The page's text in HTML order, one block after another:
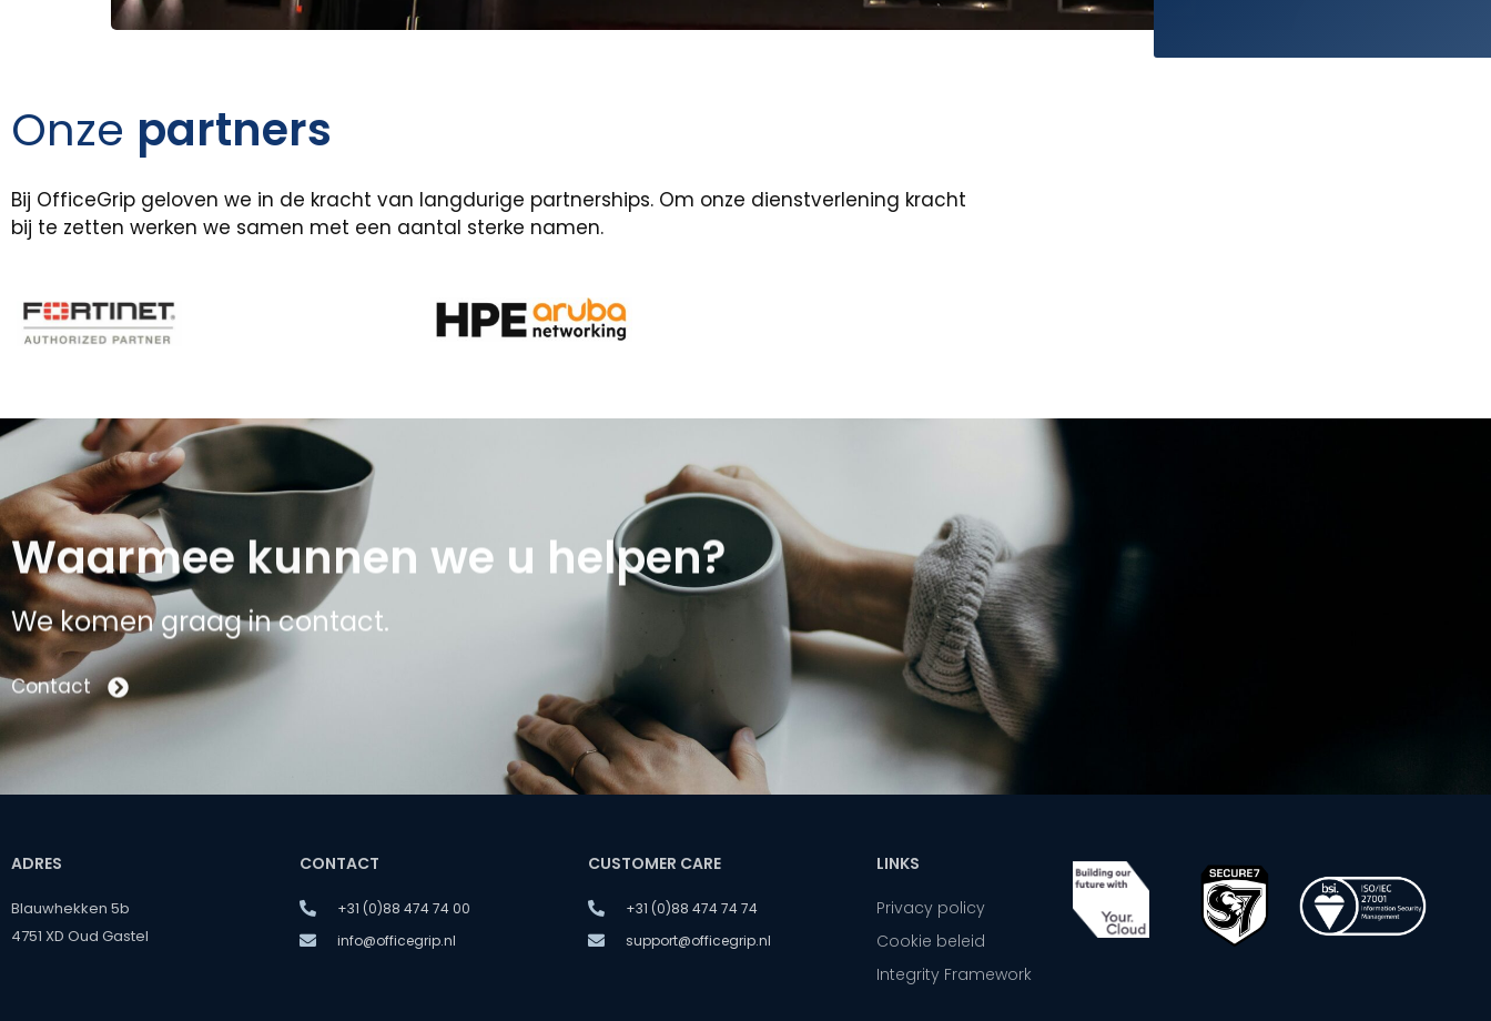
Onze partners
Bij OfficeGrip geloven we in de kracht van langdurige partnerships. Om onze dienstverlening kracht
bij te zetten werken we samen met een aantal sterke namen.
Waarmee kunnen we u helpen?
We komen graag in contact.
Contact
ADRES
Blauwhekken 5b
4751 XD Oud Gastel
CONTACT
+31 (0)88 474 74 00
info@officegrip.nl
CUSTOMER CARE
+31 (0)88 474 74 74
support@officegrip.nl
LINKS
Privacy policy
Cookie beleid
Integrity Framework